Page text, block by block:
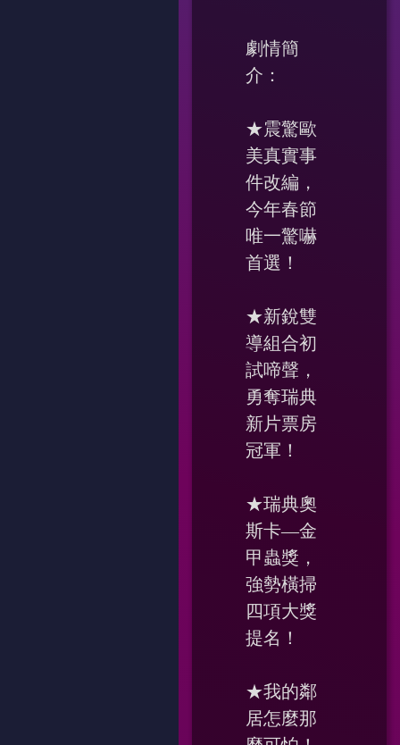
劇情簡
介：
★震驚歐
美真實事
件改編，
今年春節
唯一驚嚇
首選！
★新銳雙
導組合初
試啼聲，
勇奪瑞典
新片票房
冠軍！
★瑞典奧
斯卡—金
甲蟲獎，
強勢橫掃
四項大獎
提名！
★我的鄰
居怎麼那